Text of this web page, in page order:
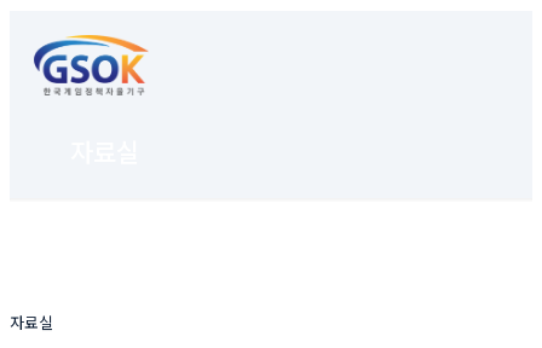
자료실